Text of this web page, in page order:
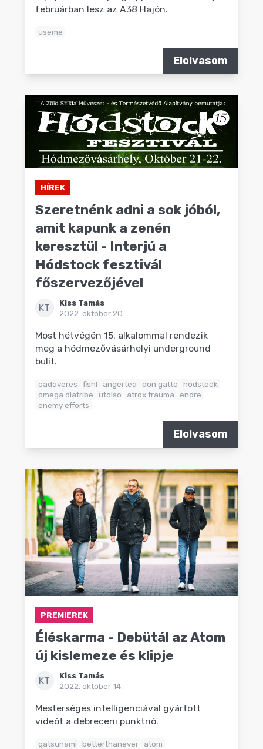
februárban lesz az A38 Hajón.
useme
Elolvasom
HÍREK
Szeretnénk adni a sok jóból,
amit kapunk a zenén
keresztül - Interjú a
Hódstock fesztivál
főszervezőjével
KT
Kiss Tamás
2022. október 20.
Most hétvégén 15. alkalommal rendezik
meg a hódmezővásárhelyi underground
bulit.
cadaveres fish! angertea don gatto
hódstock
omega diatribe
utolso atrox trauma
endre
enemy efforts
Elolvasom
PREMIEREK
Éléskarma - Debütál az Atom
új kislemeze és klipje
KT
Kiss Tamás
2022. október 14.
Mesterséges intelligenciával gyártott
videót a debreceni punktrió.
gatsunami betterthanever atom